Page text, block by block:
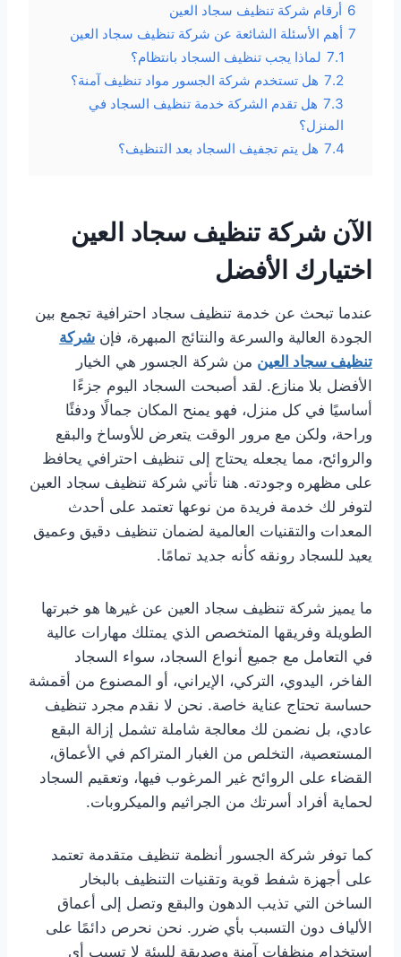
6 أرقام شركة تنظيف سجاد العين
7 أهم الأسئلة الشائعة عن شركة تنظيف سجاد العين
7.1 لماذا يجب تنظيف السجاد بانتظام؟
7.2 هل تستخدم شركة الجسور مواد تنظيف آمنة؟
7.3 هل تقدم الشركة خدمة تنظيف السجاد في
المنزل؟
7.4 هل يتم تجفيف السجاد بعد التنظيف؟
الآن شركة تنظيف سجاد العين
اختيارك الأفضل
عندما تبحث عن خدمة تنظيف سجاد احترافية تجمع بين
الجودة العالية والسرعة والنتائج المبهرة، فإن شركة
تنظيف سجاد العين من شركة الجسور هي الخيار
الأفضل بلا منازع. لقد أصبحت السجاد اليوم جزءًا
أساسيًا في كل منزل، فهو يمنح المكان جمالًا ودفئًا
وراحة، ولكن مع مرور الوقت يتعرض للأوساخ والبقع
والروائح، مما يجعله يحتاج إلى تنظيف احترافي يحافظ
على مظهره وجودته. هنا تأتي شركة تنظيف سجاد العين
لتوفر لك خدمة فريدة من نوعها تعتمد على أحدث
المعدات والتقنيات العالمية لضمان تنظيف دقيق وعميق
يعيد للسجاد رونقه كأنه جديد تمامًا.
ما يميز شركة تنظيف سجاد العين عن غيرها هو خبرتها
الطويلة وفريقها المتخصص الذي يمتلك مهارات عالية
في التعامل مع جميع أنواع السجاد، سواء السجاد
الفاخر، اليدوي، التركي، الإيراني، أو المصنوع من أقمشة
حساسة تحتاج عناية خاصة. نحن لا نقدم مجرد تنظيف
عادي، بل نضمن لك معالجة شاملة تشمل إزالة البقع
المستعصية، التخلص من الغبار المتراكم في الأعماق،
القضاء على الروائح غير المرغوب فيها، وتعقيم السجاد
لحماية أفراد أسرتك من الجراثيم والميكروبات.
كما توفر شركة الجسور أنظمة تنظيف متقدمة تعتمد
على أجهزة شفط قوية وتقنيات التنظيف بالبخار
الساخن التي تذيب الدهون والبقع وتصل إلى أعماق
الألياف دون التسبب بأي ضرر. نحن نحرص دائمًا على
استخدام منظفات آمنة وصديقة للبيئة لا تسبب أي